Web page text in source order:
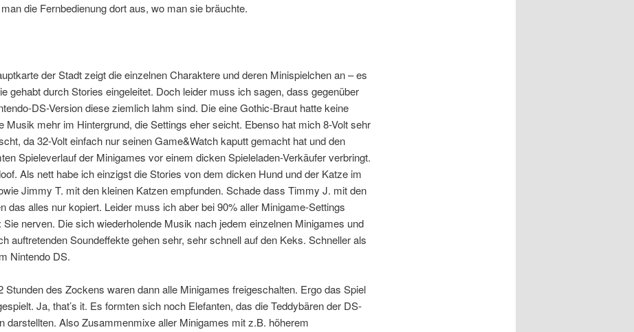
die Fernbedienung dort aus, wo man sie bräuchte.
der Stadt zeigt die einzelnen Charaktere und deren Minispielchen an – es
gehabt durch Stories eingeleitet. Doch leider muss ich sagen, dass gegenüber
DS-Version diese ziemlich lahm sind. Die eine Gothic-Braut hatte keine
Musik mehr im Hintergrund, die Settings eher seicht. Ebenso hat mich 8-Volt sehr
da 32-Volt einfach nur seinen Game&Watch kaputt gemacht hat und den
Spieleverlauf der Minigames vor einem dicken Spieleladen-Verkäufer verbringt.
Als nett habe ich einzigst die Stories von dem dicken Hund und der Katze im
Jimmy T. mit den kleinen Katzen empfunden. Schade dass Timmy J. mit den
das alles nur kopiert. Leider muss ich aber bei 90% aller Minigame-Settings
Sie nerven. Die sich wiederholende Musik nach jedem einzelnen Minigames und
auftretenden Soundeffekte gehen sehr, sehr schnell auf den Keks. Schneller als
Nintendo DS.
Stunden des Zockens waren dann alle Minigames freigeschalten. Ergo das Spiel
Ja, that’s it. Es formten sich noch Elefanten, das die Teddybären der DS-
darstellten. Also Zusammenmixe aller Minigames mit z.B. höherem